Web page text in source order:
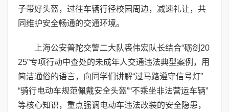
子带好头盔，过往车辆行径校园周边，减速礼让，共
同维护安全畅通的交通环境。
上海公安普陀交警二大队裘伟宏队长结合“砺剑20
25”专项行动中查处的未成年人交通违法典型案例，用
简洁通俗的语言，向同学们讲解“过马路遵守信号灯”
“骑行电动车规范佩戴安全头盔”“不乘坐非法营运车辆”
等核心知识，重点强调电动车违法改装的安全隐患，